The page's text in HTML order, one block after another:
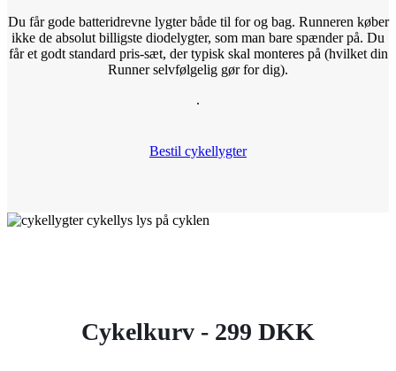
Du får gode batteridrevne lygter både til for og bag. Runneren køber
ikke de absolut billigste diodelygter, som man bare spænder på. Du
får et godt standard pris-sæt, der typisk skal monteres på (hvilket din
Runner selvfølgelig gør for dig).
.
Bestil cykellygter
Cykelkurv - 299 DKK